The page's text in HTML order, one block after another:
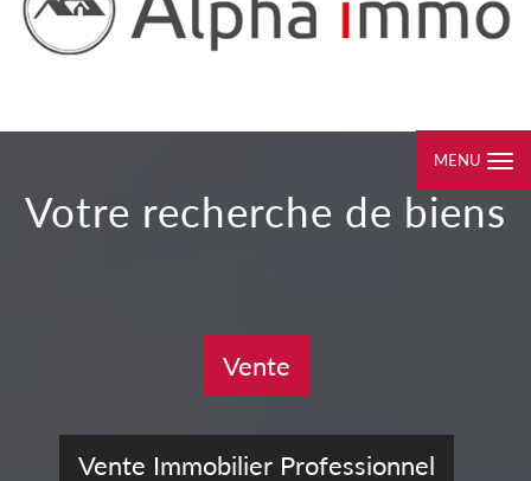
MENU
votre recherche de biens
Vente
Vente Immobilier Professionnel